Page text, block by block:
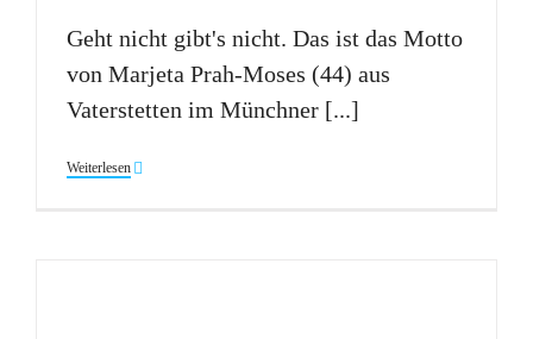
Geht nicht gibt's nicht. Das ist das Motto
von Marjeta Prah-Moses (44) aus
Vaterstetten im Münchner [...]
Weiterlesen